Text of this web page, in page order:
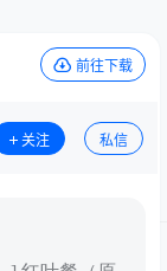
前往下载
关注 私信